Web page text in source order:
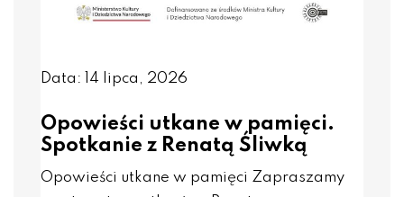
Data: 14 lipca, 2026
Opowieści utkane w pamięci.
Spotkanie z Renatą Śliwką
Opowieści utkane w pamięci Zapraszamy